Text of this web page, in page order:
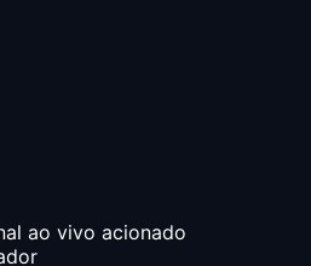
ao vivo acionado